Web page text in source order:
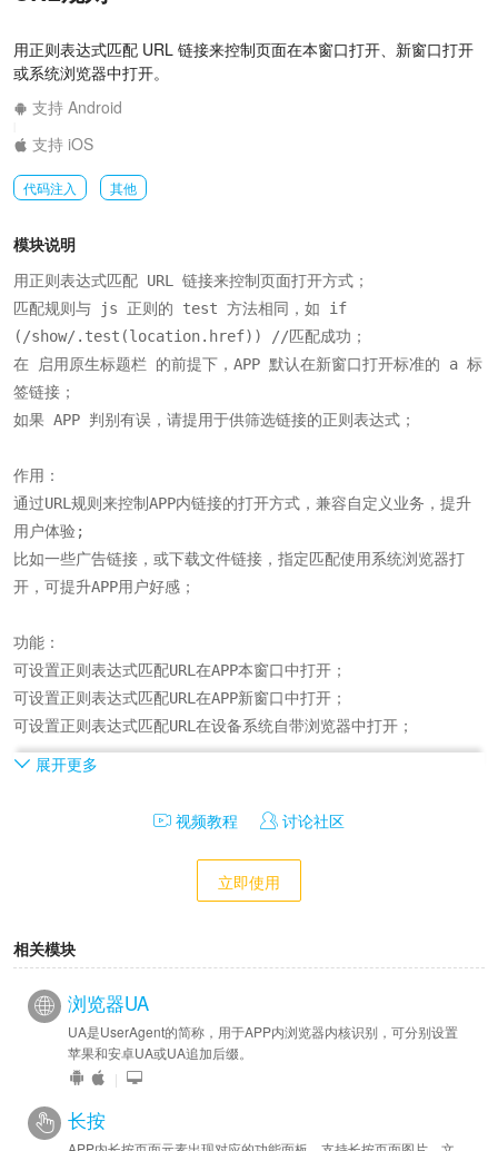
用正则表达式匹配 URL 链接来控制页面在本窗口打开、新窗口打开
或系统浏览器中打开。
支持 Android
支持 iOS
代码注入 其他
模块说明
用正则表达式匹配 URL 链接来控制页面打开方式；
匹配规则与 js 正则的 test 方法相同，如 if
(/show/.test(location.href)) //匹配成功；
在 启用原生标题栏 的前提下，APP 默认在新窗口打开标准的 a 标
签链接；
如果 APP 判别有误，请提用于供筛选链接的正则表达式；
作用：
通过URL规则来控制APP内链接的打开方式，兼容自定义业务，提升
用户体验;
比如一些广告链接，或下载文件链接，指定匹配使用系统浏览器打
开，可提升APP用户好感；
功能：
可设置正则表达式匹配URL在APP本窗口中打开；
可设置正则表达式匹配URL在APP新窗口中打开；
可设置正则表达式匹配URL在设备系统自带浏览器中打开；
提供xapp-target链控方案，通过URL添加后缀来实现自定义；
展开更多
视频教程 讨论社区
立即使用
相关模块
浏览器UA
UA是UserAgent的简称，用于APP内浏览器内核识别，可分别设置
苹果和安卓UA或UA追加后缀。
|
长按